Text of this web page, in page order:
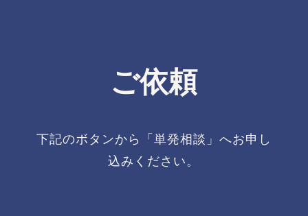
ご依頼
下記のボタンから「単発相談」へお申し
込みください。